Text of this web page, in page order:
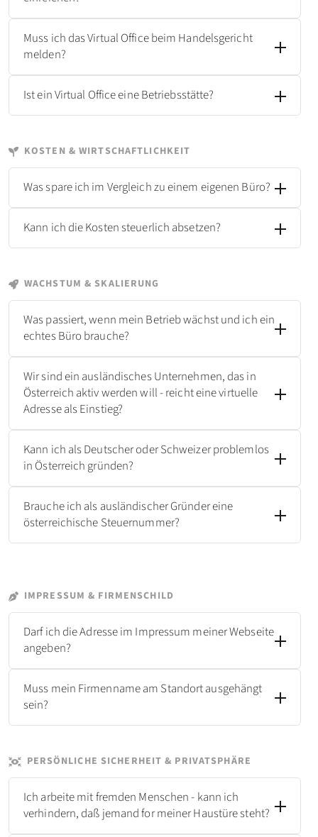
Muss ich das Virtual Office beim Handelsgericht
melden?
Ist ein Virtual Office eine Betriebsstätte?
KOSTEN & WIRTSCHAFTLICHKEIT
Was spare ich im Vergleich zu einem eigenen Büro?
Kann ich die Kosten steuerlich absetzen?
WACHSTUM & SKALIERUNG
Was passiert, wenn mein Betrieb wächst und ich ein
echtes Büro brauche?
Wir sind ein ausländisches Unternehmen, das in
Österreich aktiv werden will - reicht eine virtuelle
Adresse als Einstieg?
Kann ich als Deutscher oder Schweizer problemlos
in Österreich gründen?
Brauche ich als ausländischer Gründer eine
österreichische Steuernummer?
IMPRESSUM & FIRMENSCHILD
Darf ich die Adresse im Impressum meiner Webseite
angeben?
Muss mein Firmenname am Standort ausgehängt
sein?
PERSÖNLICHE SICHERHEIT & PRIVATSPHÄRE
Ich arbeite mit fremden Menschen - kann ich
verhindern, daß jemand for meiner Haustüre steht?